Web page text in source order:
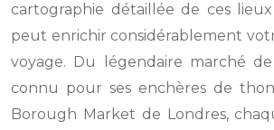
cartographie détaillée de ces
peut enrichir considérablement
voyage. Du légendaire marché
connu pour ses enchères de
Borough Market de Londres,